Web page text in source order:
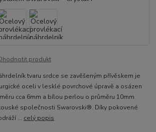
produkt
tvaru srdce se zavěšeným přívěskem je
oceli v lesklé povrchové úpravě a osázen
cca 6mm a bílou perlou o průměru 10mm
společnosti Swarovski®. Díky pokovené
... celý popis